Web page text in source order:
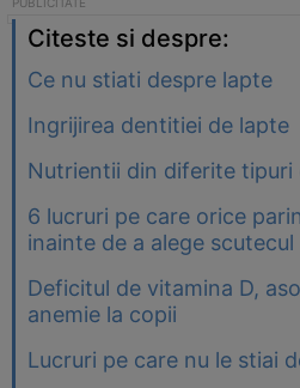
Citeste si despre:
Ce nu stiati despre lapte
Ingrijirea dentitiei de lapte
Nutrientii din diferite tipuri
6 lucruri pe care orice
inainte de a alege scutecul
Deficitul de vitamina D,
anemie la copii
Lucruri pe care nu le stiai